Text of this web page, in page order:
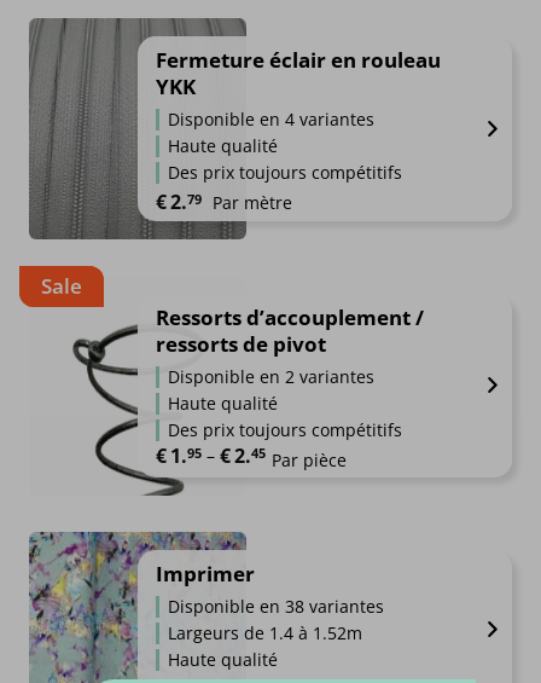
Fermeture éclair en rouleau
YKK
Disponible en 4 variantes
Haute qualité
Des prix toujours compétitifs
€2.79 Par mètre
Sale
Ressorts d’accouplement /
ressorts de pivot
Disponible en 2 variantes
Haute qualité
Des prix toujours compétitifs
€1.95 – €2.45
Plage de prix : €1.95 à €2.45
Par pièce
Imprimer
Disponible en 38 variantes
Largeurs de 1.4 à 1.52m
Haute qualité